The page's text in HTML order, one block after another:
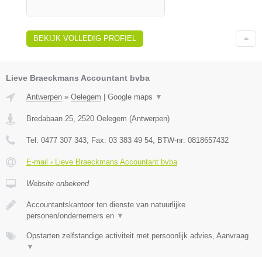
BEKIJK VOLLEDIG PROFIEL
Lieve Braeckmans Accountant bvba
Antwerpen » Oelegem Google maps ▼
Bredabaan 25, 2520 Oelegem (Antwerpen)
Tel: 0477 307 343, Fax: 03 383 49 54, BTW-nr: 0818657432
E-mail › Lieve Braeckmans Accountant bvba
Website onbekend
Accountantskantoor ten dienste van natuurlijke
personen/ondernemers en ▼
Opstarten zelfstandige activiteit met persoonlijk advies, Aanvraag
▼